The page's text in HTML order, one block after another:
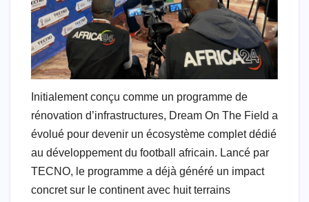
Initialement conçu comme un programme de
rénovation d’infrastructures, Dream On The Field a
évolué pour devenir un écosystème complet dédié
au développement du football africain. Lancé par
TECNO, le programme a déjà généré un impact
concret sur le continent avec huit terrains